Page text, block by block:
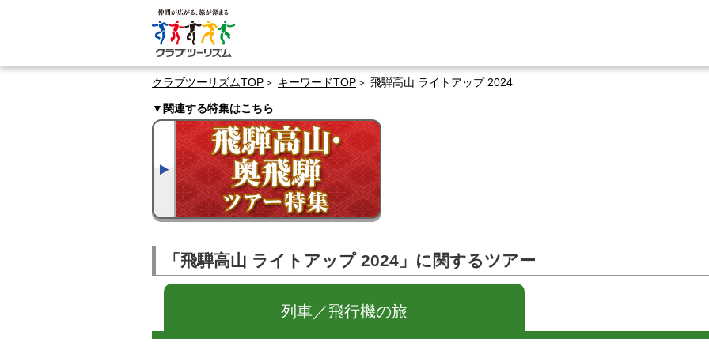
クラブツーリズムTOP キーワードTOP 飛騨高山 ライトアップ 2024
▼関連する特集はこちら
「飛騨高山 ライトアップ 2024」に関するツアー
列車／飛行機の旅